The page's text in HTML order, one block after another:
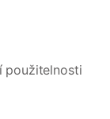
použitelnosti